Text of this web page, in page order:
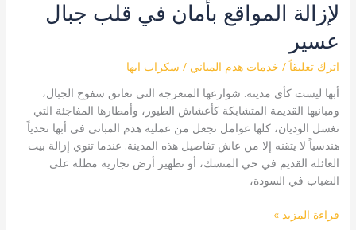
لإزالة المواقع بأمان في قلب جبال
عسير
اترك تعليقاً / خدمات هدم المباني / سكراب ابها
أبها ليست كأي مدينة. شوارعها المتعرجة التي تعانق سفوح الجبال،
ومبانيها القديمة المتشابكة كأعشاش الطيور، وأمطارها المفاجئة التي
تغسل الوديان، كلها عوامل تجعل من عملية هدم المباني في أبها تحدياً
هندسياً لا يتقنه إلا من عاش تفاصيل هذه المدينة. عندما تنوي إزالة بيت
العائلة القديم في حي المنسك، أو تطهير أرض تجارية مطلة على
الضباب في السودة،
في
أبها
|
دليلك
المحلي
لإزالة
المواقع
بأمان
في
قلب
جبال
قراءة المزيد »